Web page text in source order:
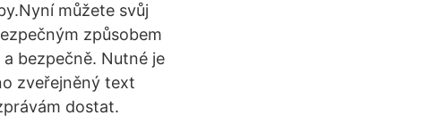
můžete svůj
způsobem
bezpečně. Nutné je
zveřejněný text
dostat.